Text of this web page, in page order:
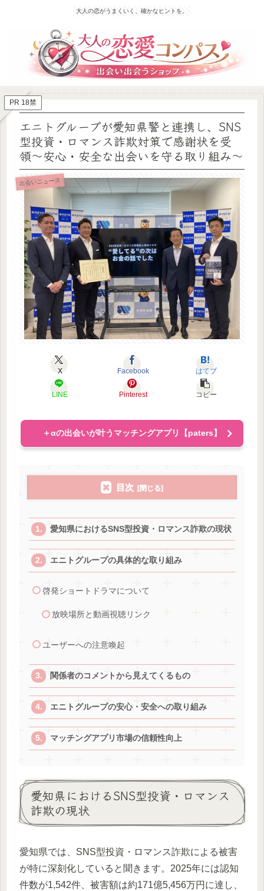
大人の恋がうまくいく、確かなヒントを。
PR 18禁
エニトグループが愛知県警と連携し、SNS
型投資・ロマンス詐欺対策で感謝状を受
領〜安心・安全な出会いを守る取り組み〜
出会いニュース
X Facebook はてブ
LINE Pinterest コピー
＋αの出会いが叶うマッチングアプリ【paters】
目次
愛知県におけるSNS型投資・ロマンス詐欺の現状
エニトグループの具体的な取り組み
啓発ショートドラマについて
放映場所と動画視聴リンク
ユーザーへの注意喚起
関係者のコメントから見えてくるもの
エニトグループの安心・安全への取り組み
マッチングアプリ市場の信頼性向上
愛知県におけるSNS型投資・ロマンス
詐欺の現状
愛知県では、SNS型投資・ロマンス詐欺による被害
が特に深刻化していると聞きます。2025年には認知
件数が1,542件、被害額は約171億5,456万円に達し、